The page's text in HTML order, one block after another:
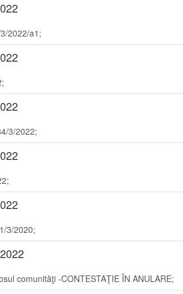
2022/a1;
3/2022;
3/2020;
comunităţi -CONTESTAŢIE ÎN ANULARE;